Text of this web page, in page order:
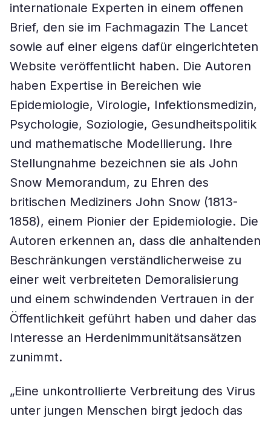
internationale Experten in einem offenen
Brief, den sie im Fachmagazin The Lancet
sowie auf einer eigens dafür eingerichteten
Website veröffentlicht haben. Die Autoren
haben Expertise in Bereichen wie
Epidemiologie, Virologie, Infektionsmedizin,
Psychologie, Soziologie, Gesundheitspolitik
und mathematische Modellierung. Ihre
Stellungnahme bezeichnen sie als John
Snow Memorandum, zu Ehren des
britischen Mediziners John Snow (1813-
1858), einem Pionier der Epidemiologie. Die
Autoren erkennen an, dass die anhaltenden
Beschränkungen verständlicherweise zu
einer weit verbreiteten Demoralisierung
und einem schwindenden Vertrauen in der
Öffentlichkeit geführt haben und daher das
Interesse an Herdenimmunitätsansätzen
zunimmt.
„Eine unkontrollierte Verbreitung des Virus
unter jungen Menschen birgt jedoch das